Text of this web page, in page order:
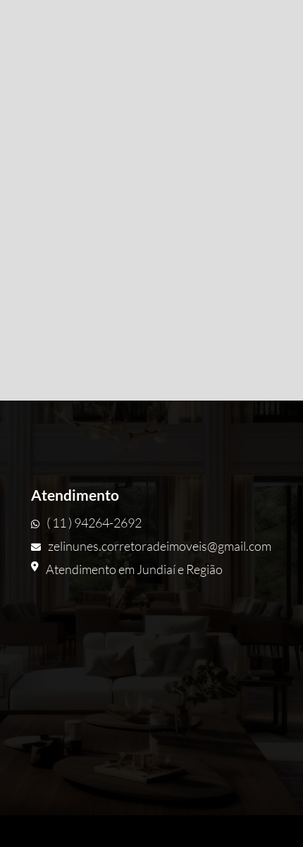
Atendimento
( 11 ) 94264-2692
zelinunes.corretoradeimoveis@gmail.com
Atendimento em Jundiaí e Região